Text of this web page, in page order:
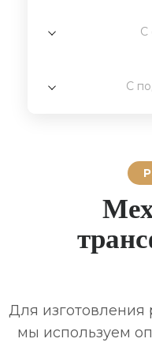
С
С
Для
мы используем